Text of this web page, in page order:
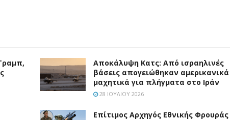
Αποκάλυψη Κατς: Από ισραηλινές
βάσεις απογειώθηκαν αμερικανικά
μαχητικά για πλήγματα στο Ιράν
28 ΙΟΥΛΊΟΥ 2026
Επίτιμος Αρχηγός Εθνικής Φρουράς